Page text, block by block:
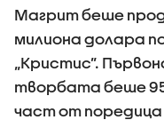
Магрит беше
милиона долара
„Кристис”.
творбата беше
част от поредица